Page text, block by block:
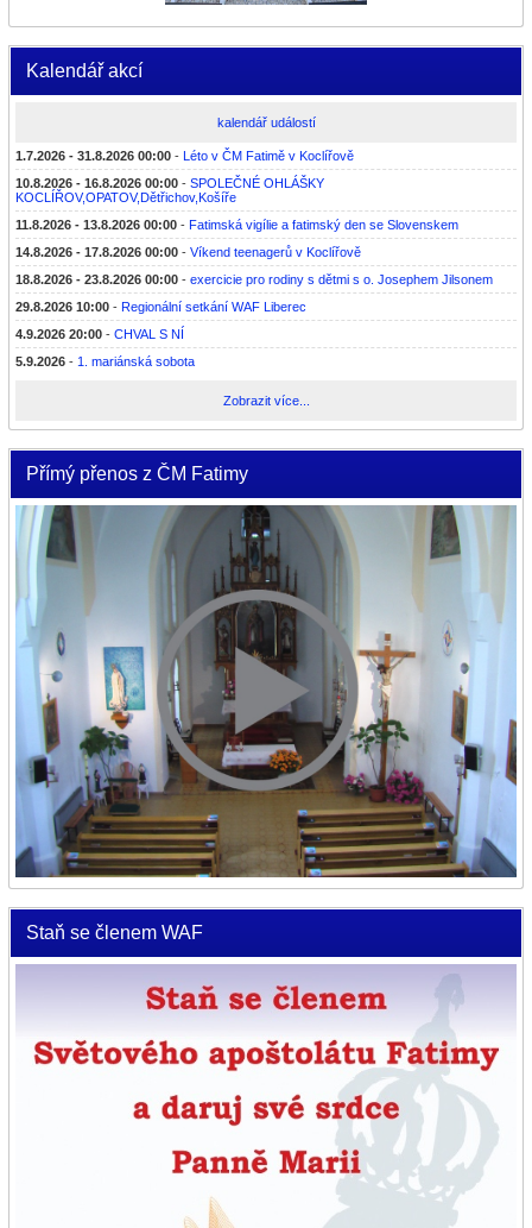
Kalendář akcí
kalendář událostí
1.7.2026 - 31.8.2026 00:00 - Léto v ČM Fatimě v Koclířově
10.8.2026 - 16.8.2026 00:00 - SPOLEČNÉ OHLÁŠKY
KOCLÍŘOV,OPATOV,Dětřichov,Košíře
11.8.2026 - 13.8.2026 00:00 - Fatimská vigílie a fatimský den se Slovenskem
14.8.2026 - 17.8.2026 00:00 - Víkend teenagerů v Koclířově
18.8.2026 - 23.8.2026 00:00 - exercicie pro rodiny s dětmi s o. Josephem Jilsonem
29.8.2026 10:00 - Regionální setkání WAF Liberec
4.9.2026 20:00 - CHVAL S NÍ
5.9.2026 - 1. mariánská sobota
Zobrazit více...
Přímý přenos z ČM Fatimy
Staň se členem WAF